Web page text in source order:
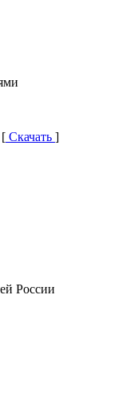
[ Скачать ]
России